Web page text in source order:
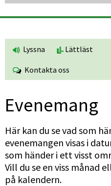
Lyssna Lättläst
Kontakta oss
Evenemang
Här kan du se vad som
evenemangen visas i
som händer i ett visst
Vill du se en viss månad
på kalendern.